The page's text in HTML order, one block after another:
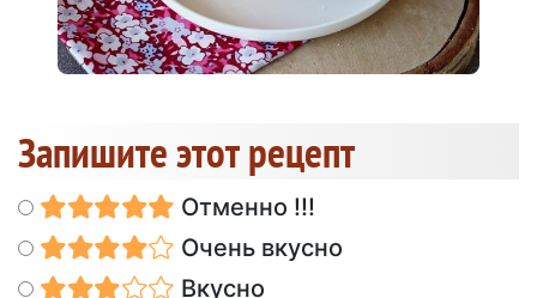
Запишите этот рецепт
Отменно !!!
Очень вкусно
Вкусно